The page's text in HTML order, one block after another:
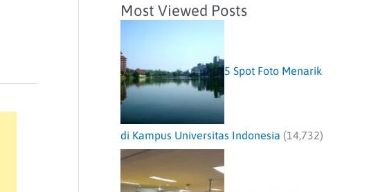
Most Viewed Posts
5 Spot Foto Menarik
di Kampus Universitas Indonesia (14,732)